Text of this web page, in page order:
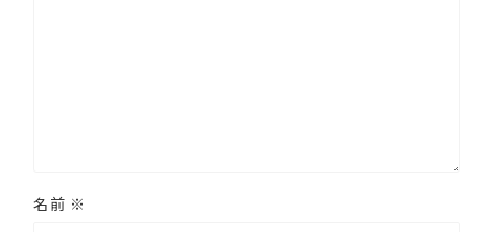
名前 ※